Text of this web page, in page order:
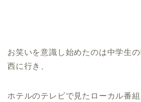
お笑いを意識し始めたのは中学生
西に行き、
ホテルのテレビで見たローカル番